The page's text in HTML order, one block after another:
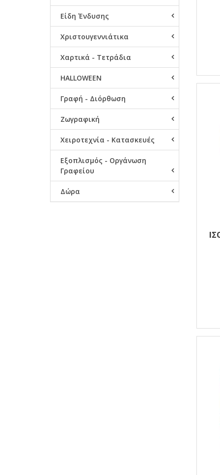
Είδη Ένδυσης
Χριστουγεννιάτικα
Χαρτικά - Τετράδια
HALLOWEEN
Γραφή - Διόρθωση
Ζωγραφική
Χειροτεχνία - Κατασκευές
Εξοπλισμός - Οργάνωση
Γραφείου
Δώρα